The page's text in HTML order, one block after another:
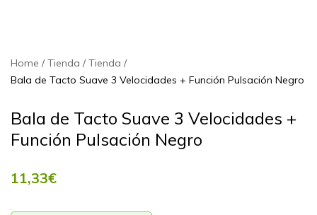
Home Tienda
Tienda
Bala de Tacto Suave 3 Velocidades + Función Pulsación Negro
Bala de Tacto Suave 3 Velocidades +
Función Pulsación Negro
11,33€